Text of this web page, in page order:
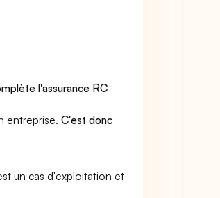
l'assurance RC
entreprise.C'est donc
un cas d'exploitation et